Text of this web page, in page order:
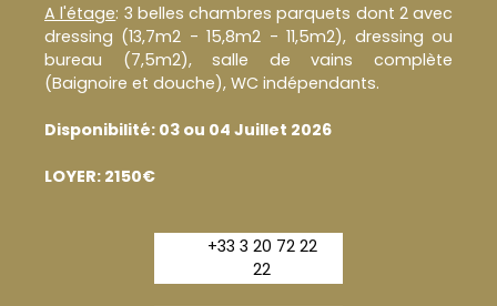
A l'étage: 3 belles chambres parquets dont 2 avec
dressing (13,7m2 - 15,8m2 - 11,5m2), dressing ou
bureau (7,5m2), salle de vains complète
(Baignoire et douche), WC indépendants.
Disponibilité: 03 ou 04 Juillet 2026
LOYER: 2150€
+33 3 20 72 22
22